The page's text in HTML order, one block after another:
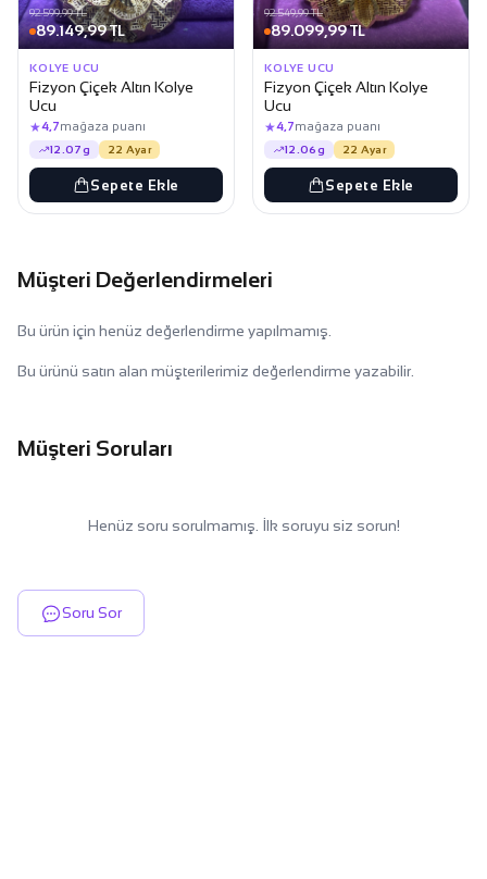
92.599,99 TL
89.149,99 TL
KOLYE UCU
Fizyon Çiçek Altın Kolye
Ucu
★4,7mağaza puanı
12.07g 22 Ayar
Sepete Ekle
92.549,99 TL
89.099,99 TL
KOLYE UCU
Fizyon Çiçek Altın Kolye
Ucu
★4,7mağaza puanı
12.06g 22 Ayar
Sepete Ekle
Müşteri Değerlendirmeleri
Bu ürün için henüz değerlendirme yapılmamış.
Bu ürünü satın alan müşterilerimiz değerlendirme yazabilir.
Müşteri Soruları
Henüz soru sorulmamış. İlk soruyu siz sorun!
Soru Sor